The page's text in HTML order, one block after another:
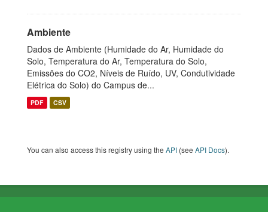
Ambiente
Dados de Ambiente (Humidade do Ar, Humidade do
Solo, Temperatura do Ar, Temperatura do Solo,
Emissões do CO2, Níveis de Ruído, UV, Condutividade
Elétrica do Solo) do Campus de...
PDF CSV
You can also access this registry using the API (see API Docs).